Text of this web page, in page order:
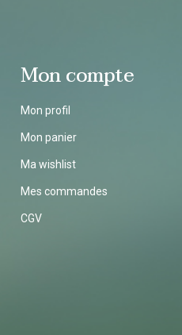
Mon compte
Mon profil
Mon panier
Ma wishlist
Mes commandes
CGV